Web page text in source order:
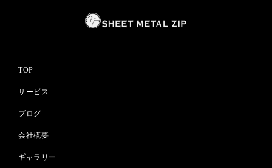
TOP
サービス
ブログ
会社概要
ギャラリー